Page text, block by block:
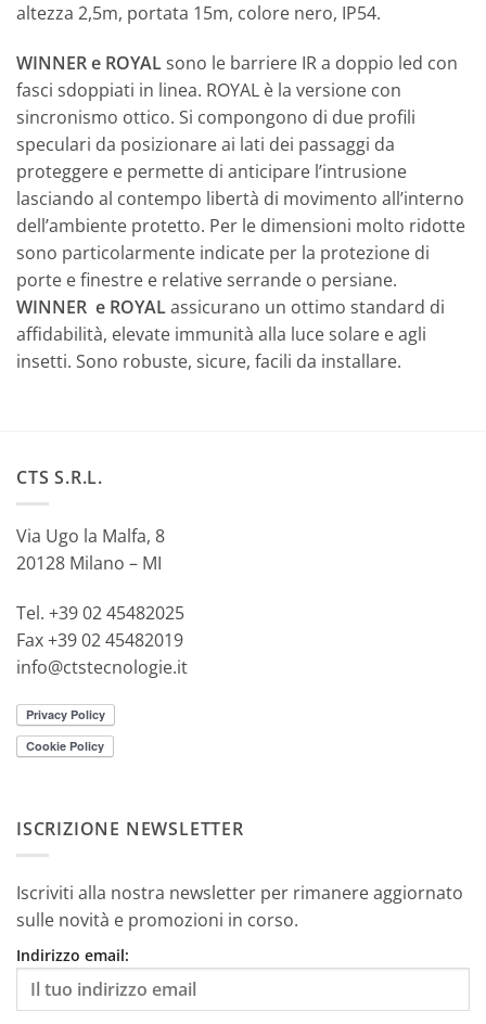
altezza 2,5m, portata 15m, colore nero, IP54.
WINNER e ROYALsono le barriere IR a doppio led con
fasci sdoppiati in linea. ROYAL è la versione con
sincronismo ottico. Si compongono di due profili
speculari da posizionare ai lati dei passaggi da
proteggere e permette di anticipare l’intrusione
lasciando al contempo libertà di movimento all’interno
dell’ambiente protetto. Per le dimensioni molto ridotte
sono particolarmente indicate per la protezione di
porte e finestre e relative serrande o persiane.
WINNER e ROYALassicurano un ottimo standard di
affidabilità, elevate immunità alla luce solare e agli
insetti. Sono robuste, sicure, facili da installare.
CTS S.R.L.
Via Ugo la Malfa, 8
20128 Milano – MI
Tel. +39 02 45482025
Fax +39 02 45482019
info@ctstecnologie.it
ISCRIZIONE NEWSLETTER
Iscriviti alla nostra newsletter per rimanere aggiornato
sulle novità e promozioni in corso.
Indirizzo email: